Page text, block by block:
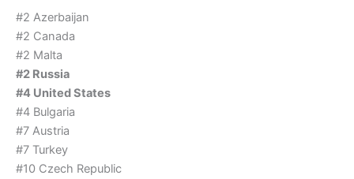
#2 Azerbaijan
#2 Canada
#2 Malta
#2 Russia
#4 United States
#4 Bulgaria
#7 Austria
#7 Turkey
#10 Czech Republic